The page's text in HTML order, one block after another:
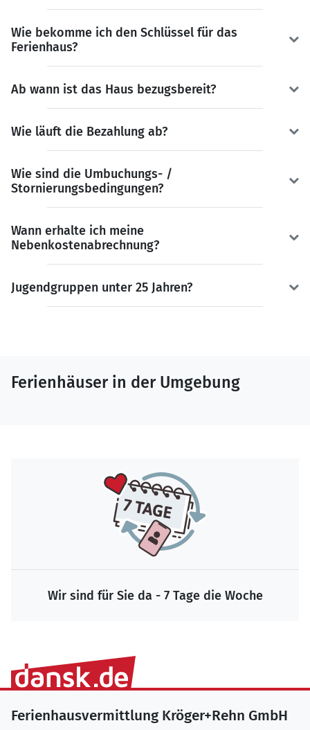
Wie bekomme ich den Schlüssel für das
Ferienhaus?
Ab wann ist das Haus bezugsbereit?
Wie läuft die Bezahlung ab?
Wie sind die Umbuchungs- /
Stornierungsbedingungen?
Wann erhalte ich meine
Nebenkostenabrechnung?
Jugendgruppen unter 25 Jahren?
Ferienhäuser in der Umgebung
Wir sind für Sie da - 7 Tage die Woche
Ferienhausvermittlung Kröger+Rehn GmbH